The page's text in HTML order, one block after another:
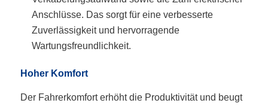
Anschlüsse. Das sorgt für eine verbesserte
Zuverlässigkeit und hervorragende
Wartungsfreundlichkeit.
Hoher Komfort
Der Fahrerkomfort erhöht die Produktivität und beugt